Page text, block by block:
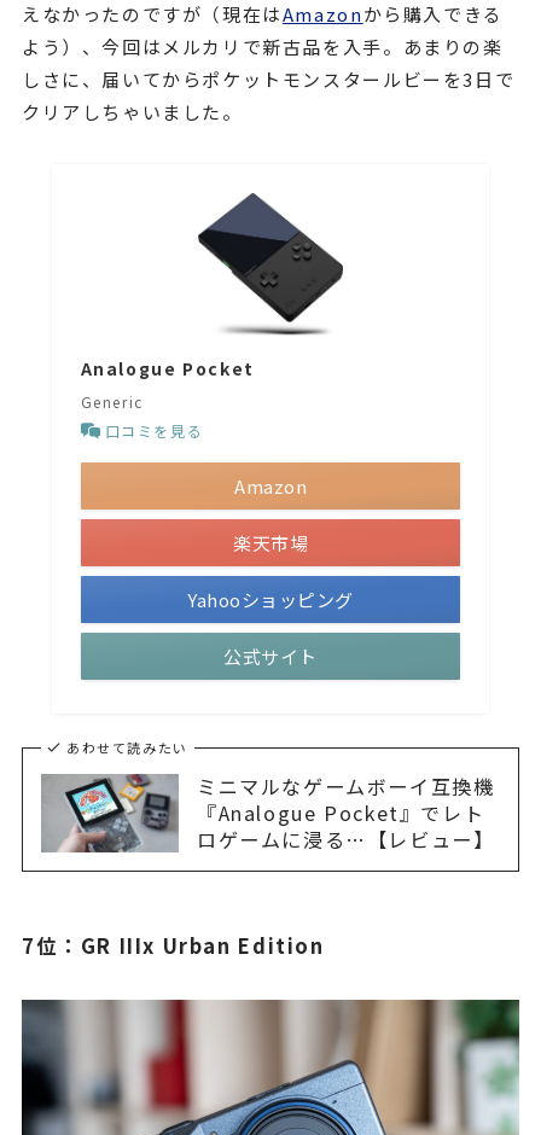
えなかったのですが（現在はAmazonから購入できる
よう）、今回はメルカリで新古品を入手。あまりの楽
しさに、届いてからポケットモンスタールビーを3日で
クリアしちゃいました。
Analogue Pocket
Generic
口コミを見る
Amazon
楽天市場
Yahooショッピング
公式サイト
あわせて読みたい
ミニマルなゲームボーイ互換機
『Analogue Pocket』でレト
ロゲームに浸る…【レビュー】
7位：GR IIIx Urban Edition